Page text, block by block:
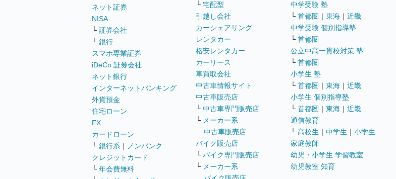
ネット証券
NISA
└ 証券会社
└ 銀行
スマホ専業証券
iDeCo 証券会社
ネット銀行
インターネットバンキング
外貨預金
住宅ローン
FX
カードローン
└ 銀行系 ｜
ノンバンク
クレジットカード
└ 年会費無料
└ 宅配型
引越し会社
カーシェアリング
レンタカー
格安レンタカー
カーリース
車買取会社
中古車情報サイト
中古車販売店
└ 中古車専門販売店
└ メーカー系
中古車販売店
バイク販売店
└ バイク専門販売店
└ メーカー系
中学受験 塾
└ 首都圏 ｜ 東海 ｜ 近畿
中学受験 個別指導塾
└ 首都圏
公立中高一貫校対策 塾
└ 首都圏
小学生 塾
└ 首都圏 ｜ 東海 ｜ 近畿
小学生 個別指導塾
└ 首都圏 ｜ 東海 ｜ 近畿
通信教育
└ 高校生 ｜ 中学生 ｜ 小学生
家庭教師
幼児・小学生 学習教室
幼児教室 知育